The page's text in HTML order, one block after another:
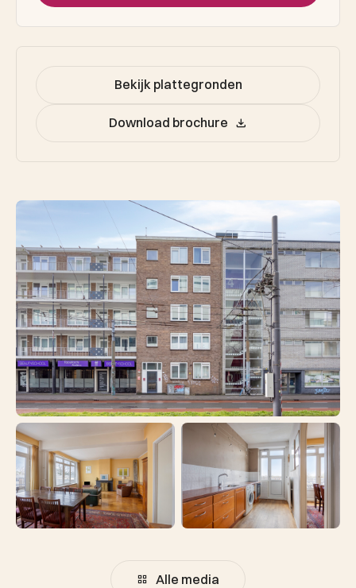
Bekijk plattegronden
Download brochure
Alle media